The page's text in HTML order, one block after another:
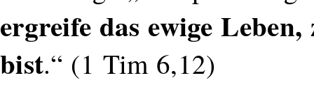
ergreife das ewige
bist.“ (1 Tim 6,12)